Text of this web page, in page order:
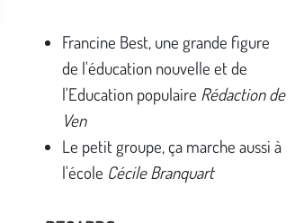
Francine Best, une grande figure
de l'éducation nouvelle et de
l'Education populaire Rédaction de
Ven
Le petit groupe, ça marche aussi à
l'école Cécile Branquart